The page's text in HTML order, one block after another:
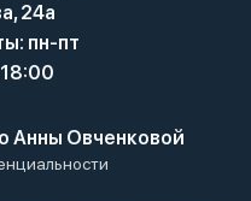
24а
пн-пт
Анны Овченковой